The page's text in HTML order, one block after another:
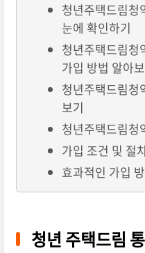
청년주택드림청
눈에 확인하기
청년주택드림청
가입 방법 알아
청년주택드림청
보기
청년주택드림청
가입 조건 및 절
효과적인 가입
청년 주택드림